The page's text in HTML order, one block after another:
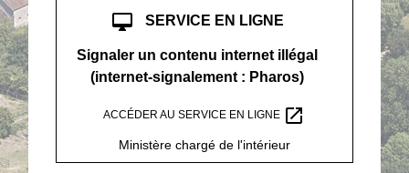
desktop_mac SERVICE EN LIGNE
Signaler un contenu internet illégal
(internet-signalement : Pharos)
ACCÉDER AU SERVICE EN LIGNE open_in_new
Ministère chargé de l'intérieur